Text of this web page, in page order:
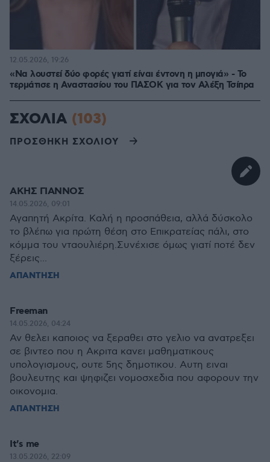
«Να λουστεί δύο φορές γιατί είναι έντονη η μπογιά» - Το
τερμάτισε η Αναστασίου του ΠΑΣΟΚ για τον Αλέξη Τσίπρα
12.05.2026, 19:26
ΣΧΟΛΙΑ (103)
ΠΡΟΣΘΗΚΗ ΣΧΟΛΙΟΥ
ΑΚΗΣ ΓΙΑΝΝΟΣ
14.05.2026, 09:01
Αγαπητή Ακρίτα. Καλή η προσπάθεια, αλλά δύσκολο
το βλέπω για πρώτη θέση στο Επικρατείας πάλι, στο
κόμμα του νταουλιέρη.Συνέχισε όμως γιατί ποτέ δεν
ξέρεις...
ΑΠΑΝΤΗΣΗ
Freeman
14.05.2026, 04:24
Αν θελει καποιος να ξεραθει στο γελιο να ανατρεξει
σε βιντεο που η Ακριτα κανει μαθηματικους
υπολογισμους, ουτε 5ης δημοτικου. Αυτη ειναι
βουλευτης και ψηφιζει νομοσχεδια που αφορουν την
οικονομια.
ΑΠΑΝΤΗΣΗ
It's me
13.05.2026, 22:09